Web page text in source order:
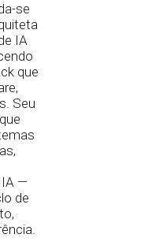
se
IA
que
Seu
IA —
de